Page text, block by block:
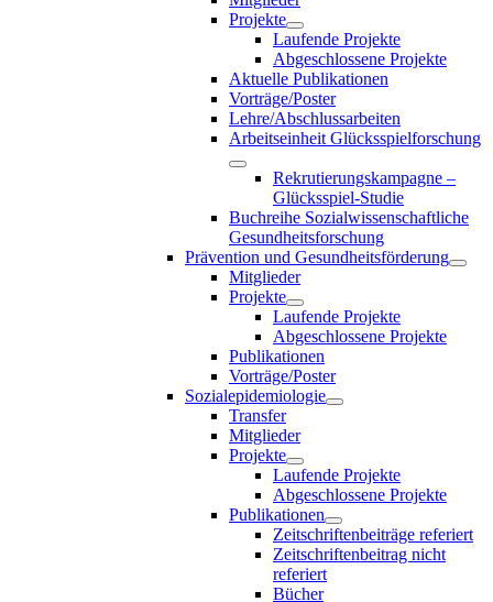
Projekte
Laufende Projekte
Abgeschlossene Projekte
Aktuelle Publikationen
Vorträge/Poster
Lehre/Abschlussarbeiten
Arbeitseinheit Glücksspielforschung
Rekrutierungskampagne –
Glücksspiel-Studie
Buchreihe Sozialwissenschaftliche
Gesundheitsforschung
Prävention und Gesundheitsförderung
Mitglieder
Projekte
Laufende Projekte
Abgeschlossene Projekte
Publikationen
Vorträge/Poster
Sozialepidemiologie
Transfer
Mitglieder
Projekte
Laufende Projekte
Abgeschlossene Projekte
Publikationen
Zeitschriftenbeiträge referiert
Zeitschriftenbeitrag nicht
referiert
Bücher